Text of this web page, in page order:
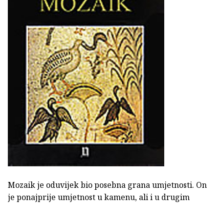
Mozaik je oduvijek bio posebna grana umjetnosti. On
je ponajprije umjetnost u kamenu, ali i u drugim